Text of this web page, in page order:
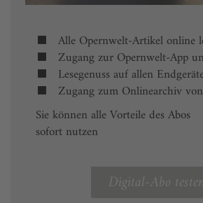
Alle Opernwelt-Artikel online
Zugang zur Opernwelt-App
Lesegenuss auf allen
Zugang zum Onlinearchiv
Sie können alle Vorteile des Abos
sofort nutzen
Digital-Abo testen